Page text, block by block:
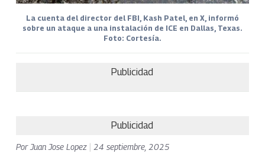
La cuenta del director del FBI, Kash Patel, en X, informó
sobre un ataque a una instalación de ICE en Dallas, Texas.
Foto: Cortesía.
Publicidad
Publicidad
Por Juan Jose Lopez 24 septiembre, 2025